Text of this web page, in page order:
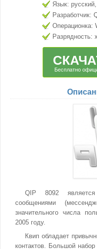
Язык:
Разработчик:
Операционка:
Разрядность:
Бесплатно
QIP 8092
сообщениями
значительного числа
2005 году.
Квип обладает
контактов. Большой